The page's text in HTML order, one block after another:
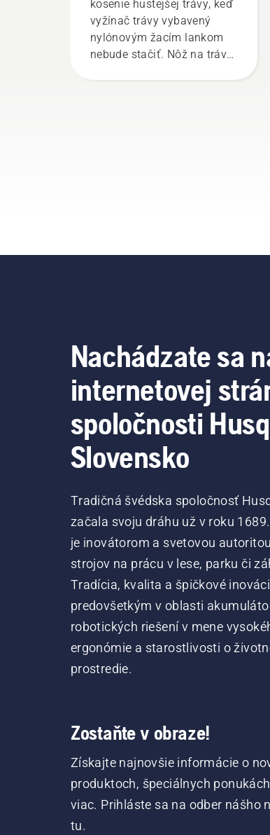
kosenie hustejšej trávy, keď
vyžínač trávy vybavený
nylónovým žacím lankom
nebude stačiť. Nôž na trávu
Nachádzate sa
internetovej
spoločnosti
Slovensko
Tradičná švédska spoločnosť
začala svoju dráhu už v roku
je inovátorom a svetovou
strojov na prácu v lese, parku či
Tradícia, kvalita a špičkové
predovšetkým v oblasti
robotických riešení v mene
ergonómie a starostlivosti o
prostredie.
Zostaňte v obraze!
Získajte najnovšie informácie o
produktoch, špeciálnych
viac. Prihláste sa na odber nášho
tu.